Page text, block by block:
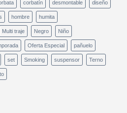
corbatín desmontable diseño
hombre humita
Multi traje Negro Niño
Oferta Especial pañuelo
set Smoking suspensor Terno